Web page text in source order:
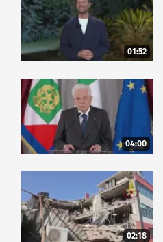
01:52
04:00
02:18